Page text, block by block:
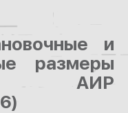
и
размеры
АИР